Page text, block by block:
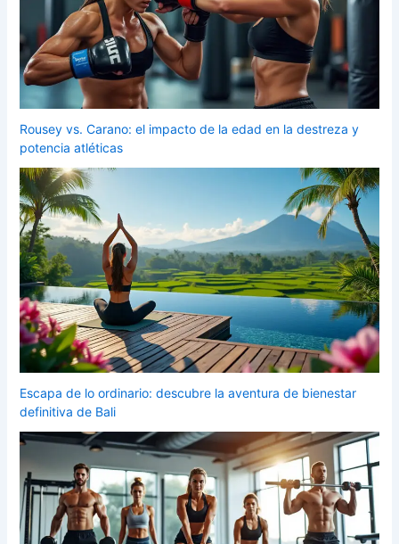
Rousey vs. Carano: el impacto de la edad en la destreza y
potencia atléticas
Escapa de lo ordinario: descubre la aventura de bienestar
definitiva de Bali